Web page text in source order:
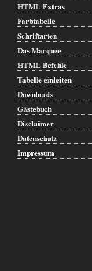
HTML Extras
Farbtabelle
Schriftarten
Das Marquee
HTML Befehle
Tabelle einleiten
Downloads
Gästebuch
Disclaimer
Datenschutz
Impressum